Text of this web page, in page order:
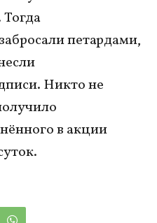
Тогда
петардами,
Никто не
в акции